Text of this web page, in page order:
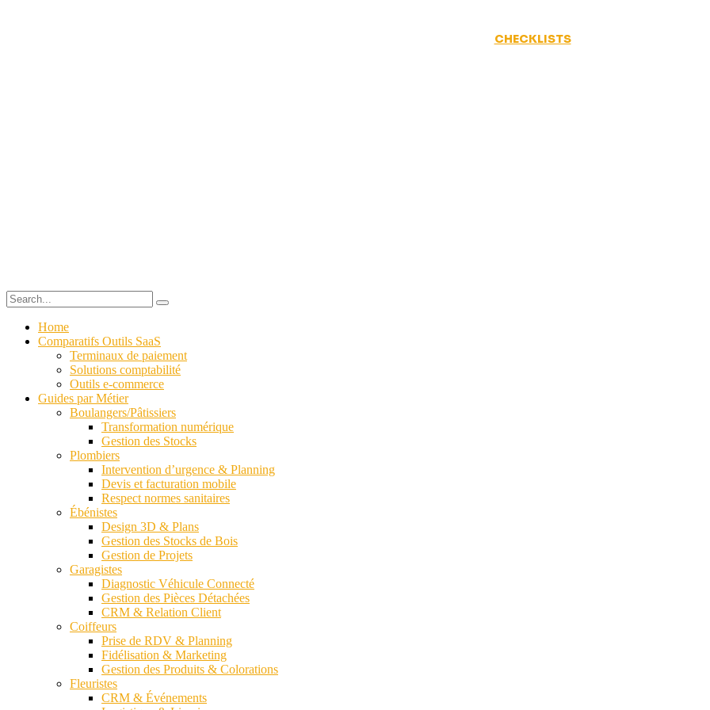
CHECKLISTS
Home
Comparatifs Outils SaaS
Terminaux de paiement
Solutions comptabilité
Outils e-commerce
Guides par Métier
Boulangers/Pâtissiers
Transformation numérique
Gestion des Stocks
Plombiers
Intervention d’urgence & Planning
Devis et facturation mobile
Respect normes sanitaires
Ébénistes
Design 3D & Plans
Gestion des Stocks de Bois
Gestion de Projets
Garagistes
Diagnostic Véhicule Connecté
Gestion des Pièces Détachées
CRM & Relation Client
Coiffeurs
Prise de RDV & Planning
Fidélisation & Marketing
Gestion des Produits & Colorations
Fleuristes
CRM & Événements